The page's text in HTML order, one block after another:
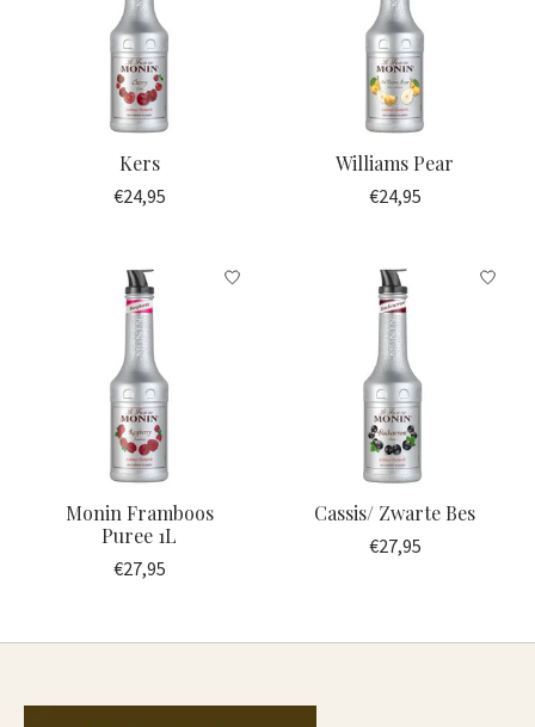
Kers
€24,95
Williams Pear
€24,95
Monin Framboos
Puree 1L
€27,95
Cassis/ Zwarte Bes
€27,95